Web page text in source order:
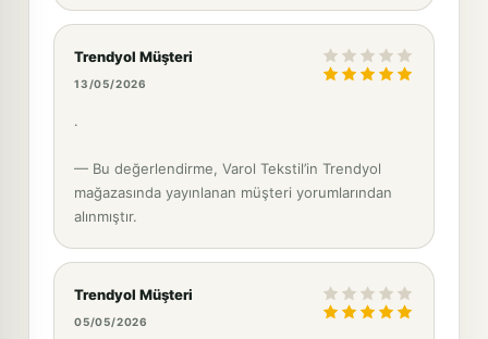
Trendyol Müşteri
13/05/2026
.
— Bu değerlendirme, Varol Tekstil’in Trendyol
mağazasında yayınlanan müşteri yorumlarından
alınmıştır.
Trendyol Müşteri
05/05/2026